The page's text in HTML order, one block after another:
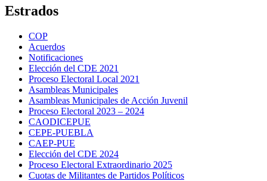
Estrados
COP
Acuerdos
Notificaciones
Elección del CDE 2021
Proceso Electoral Local 2021
Asambleas Municipales
Asambleas Municipales de Acción Juvenil
Proceso Electoral 2023 – 2024
CAODICEPUE
CEPE-PUEBLA
CAEP-PUE
Elección del CDE 2024
Proceso Electoral Extraordinario 2025
Cuotas de Militantes de Partidos Políticos